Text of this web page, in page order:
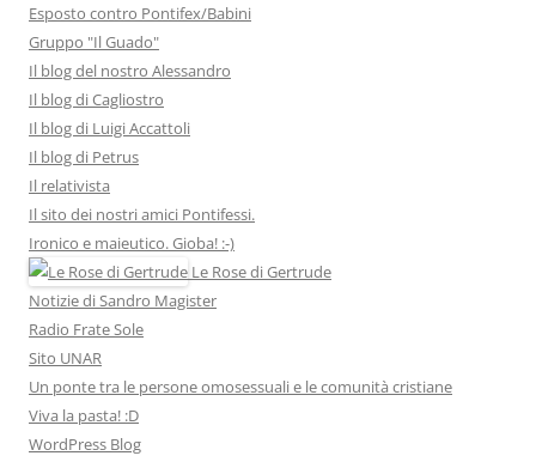
Esposto contro Pontifex/Babini
Gruppo "Il Guado"
Il blog del nostro Alessandro
Il blog di Cagliostro
Il blog di Luigi Accattoli
Il blog di Petrus
Il relativista
Il sito dei nostri amici Pontifessi.
Ironico e maieutico. Gioba! :-)
Le Rose di Gertrude
Notizie di Sandro Magister
Radio Frate Sole
Sito UNAR
Un ponte tra le persone omosessuali e le comunità cristiane
Viva la pasta! :D
WordPress Blog